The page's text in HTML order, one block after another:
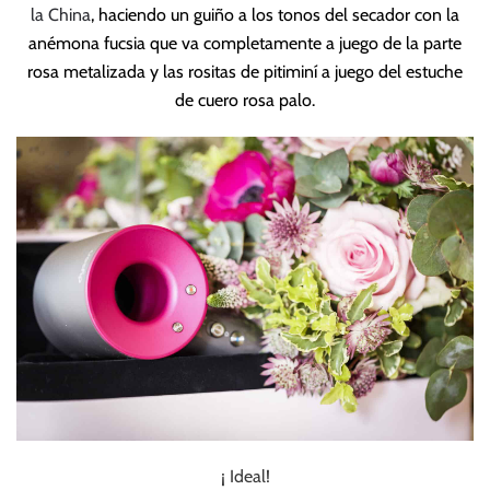
la China, haciendo un guiño a los tonos del secador con la
anémona fucsia que va completamente a juego de la parte
rosa metalizada y las rositas de pitiminí a juego del estuche
de cuero rosa palo.
¡ Ideal!